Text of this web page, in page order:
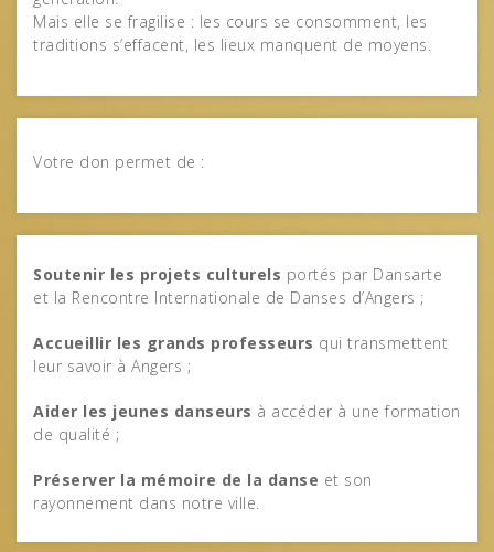
Mais elle se fragilise : les cours se consomment, les
traditions s’effacent, les lieux manquent de moyens.
Votre don permet de :
Soutenir les projets culturels portés par Dansarte
et la Rencontre Internationale de Danses d’Angers ;
Accueillir les grands professeurs qui transmettent
leur savoir à Angers ;
Aider les jeunes danseurs à accéder à une formation
de qualité ;
Préserver la mémoire de la danse et son
rayonnement dans notre ville.